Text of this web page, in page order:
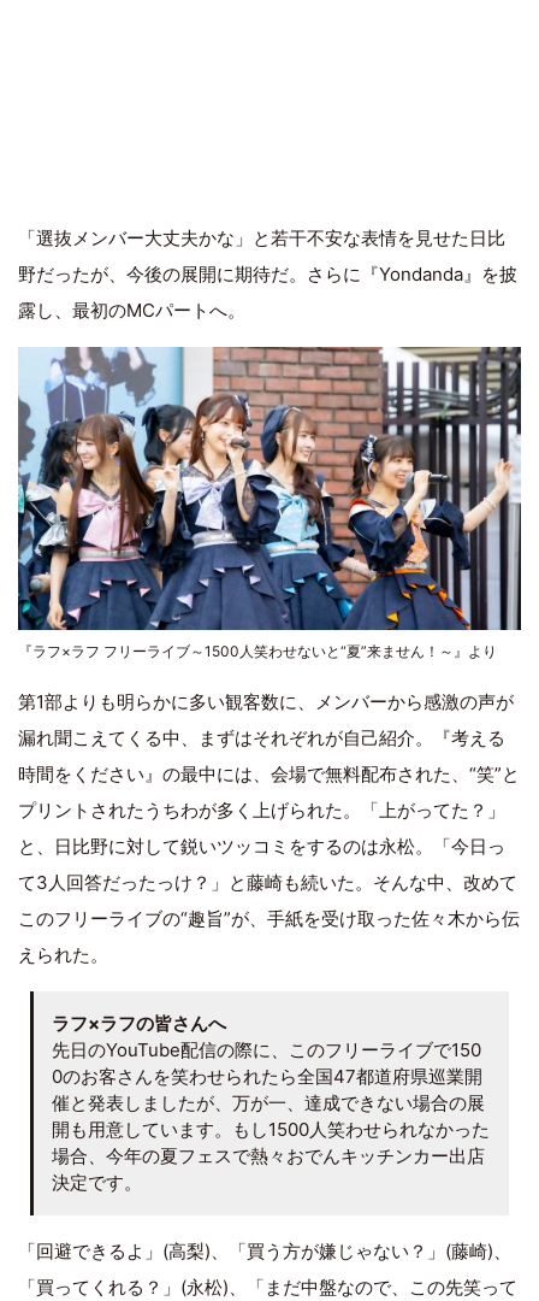
「選抜メンバー大丈夫かな」と若干不安な表情を見せた日比
野だったが、今後の展開に期待だ。さらに『Yondanda』を披
露し、最初のMCパートへ。
『ラフ×ラフ フリーライブ～1500人笑わせないと“夏”来ません！～』より
第1部よりも明らかに多い観客数に、メンバーから感激の声が
漏れ聞こえてくる中、まずはそれぞれが自己紹介。『考える
時間をください』の最中には、会場で無料配布された、“笑”と
プリントされたうちわが多く上げられた。「上がってた？」
と、日比野に対して鋭いツッコミをするのは永松。「今日っ
て3人回答だったっけ？」と藤崎も続いた。そんな中、改めて
このフリーライブの“趣旨”が、手紙を受け取った佐々木から伝
えられた。
ラフ×ラフの皆さんへ
先日のYouTube配信の際に、このフリーライブで150
0のお客さんを笑わせられたら全国47都道府県巡業開
催と発表しましたが、万が一、達成できない場合の展
開も用意しています。もし1500人笑わせられなかった
場合、今年の夏フェスで熱々おでんキッチンカー出店
決定です。
「回避できるよ」(高梨)、「買う方が嫌じゃない？」(藤崎)、
「買ってくれる？」(永松)、「まだ中盤なので、この先笑って